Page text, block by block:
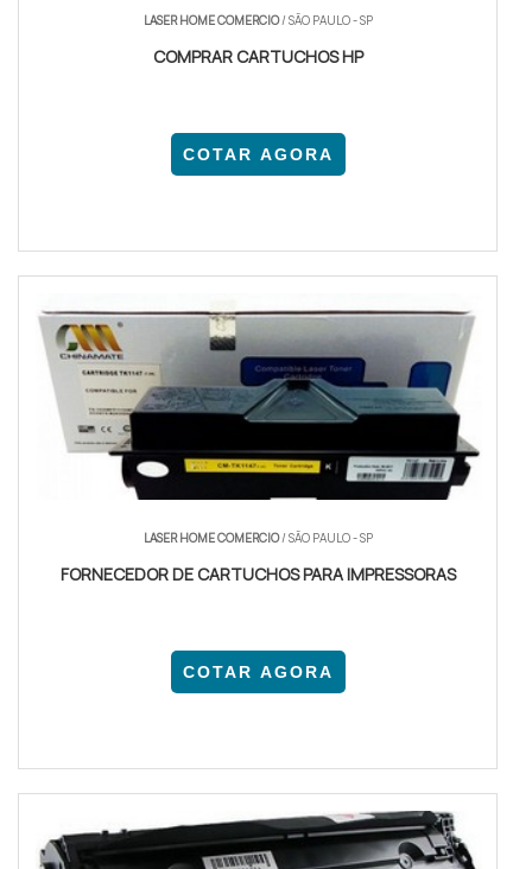
LASER HOME COMERCIO/ SÃO PAULO - SP
COMPRAR CARTUCHOS HP
COTAR AGORA
LASER HOME COMERCIO/ SÃO PAULO - SP
FORNECEDOR DE CARTUCHOS PARA IMPRESSORAS
COTAR AGORA